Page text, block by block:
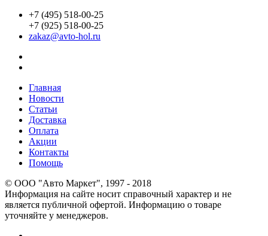
+7 (495) 518-00-25
+7 (925) 518-00-25
zakaz@avto-hol.ru
Главная
Новости
Статьи
Доставка
Оплата
Акции
Контакты
Помощь
© OOO "Авто Маркет", 1997 - 2018
Информация на сайте носит справочный характер и не
является публичной офертой. Информацию о товаре
уточняйте у менеджеров.